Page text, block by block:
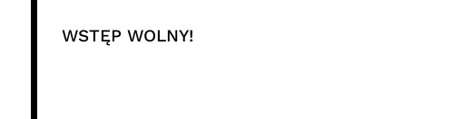
WSTĘP WOLNY!